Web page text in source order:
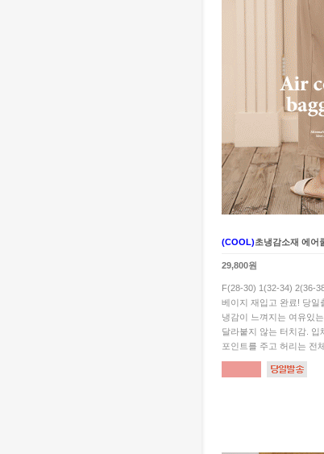
(COOL)초냉감소재 에어
29,800원
F(28-30) 1(32-34) 2(36-
베이지 재입고 완료! 당일
냉감이 느껴지는 여유있
달라붙지 않는 터치감. 입
포인트를 주고 허리는 전